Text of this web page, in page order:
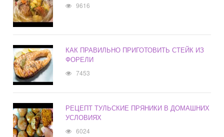
9616
КАК ПРАВИЛЬНО ПРИГОТОВИТЬ СТЕЙК ИЗ
ФОРЕЛИ
7453
РЕЦЕПТ ТУЛЬСКИЕ ПРЯНИКИ В ДОМАШНИХ
УСЛОВИЯХ
6024